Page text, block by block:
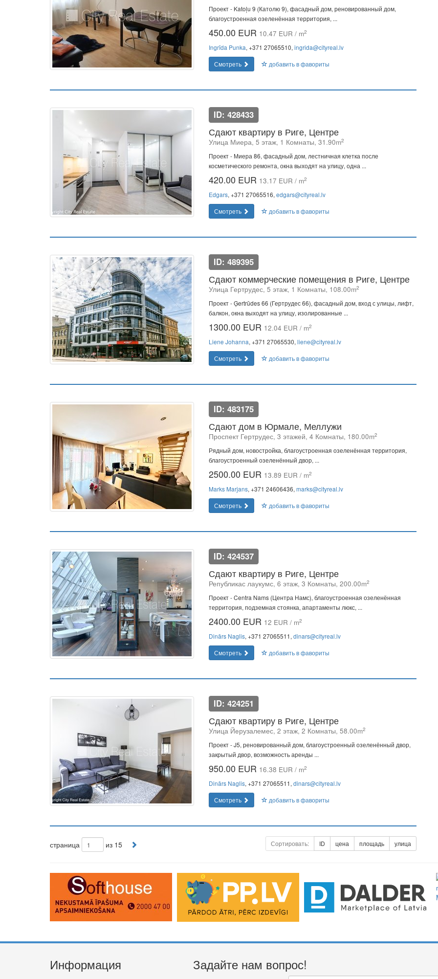
Проект - Katoļu 9 (Католю 9), фасадный дом, реновированный дом,
благоустроенная озеленённая территория, ...
450.00 EUR 10.47 EUR / m2
Ingrīda Punka, +371 27065510, ingrida@cityreal.lv
Смотреть
добавить в фавориты
ID: 428433
Сдают квартиру в Риге, Центре
Улица Миера, 5 этаж, 1 Комнаты, 31.90m2
Проект - Миера 86, фасадный дом, лестничная клетка после
косметического ремонта, окна выходят на улицу, одна ...
420.00 EUR 13.17 EUR / m2
Edgars, +371 27065516, edgars@cityreal.lv
Смотреть
добавить в фавориты
ID: 489395
Сдают коммерческие помещения в Риге, Центре
Улица Гертрудес, 5 этаж, 1 Комнаты, 108.00m2
Проект - Ģertrūdes 66 (Гертрудес 66), фасадный дом, вход с улицы, лифт,
балкон, окна выходят на улицу, изолированные ...
1300.00 EUR 12.04 EUR / m2
Liene Johanna, +371 27065530, liene@cityreal.lv
Смотреть
добавить в фавориты
ID: 483175
Сдают дом в Юрмале, Меллужи
Проспект Гертрудес, 3 этажей, 4 Комнаты, 180.00m2
Рядный дом, новостройка, благоустроенная озеленённая территория,
благоустроенный озеленённый двор, ...
2500.00 EUR 13.89 EUR / m2
Marks Marjans, +371 24606436, marks@cityreal.lv
Смотреть
добавить в фавориты
ID: 424537
Сдают квартиру в Риге, Центре
Републикас лаукумс, 6 этаж, 3 Комнаты, 200.00m2
Проект - Centra Nams (Центра Намс), благоустроенная озеленённая
территория, подземная стоянка, апартаменты люкс, ...
2400.00 EUR 12 EUR / m2
Dinārs Naglis, +371 27065511, dinars@cityreal.lv
Смотреть
добавить в фавориты
ID: 424251
Сдают квартиру в Риге, Центре
Улица Йeрузалемес, 2 этаж, 2 Комнаты, 58.00m2
Проект - J5, реновированный дом, благоустроенный озеленённый двор,
закрытый двор, возможность аренды ...
950.00 EUR 16.38 EUR / m2
Dinārs Naglis, +371 27065511, dinars@cityreal.lv
Смотреть
добавить в фавориты
страница из 15 Сортировать: ID цена площадь улица
Информация Задайте нам вопрос!